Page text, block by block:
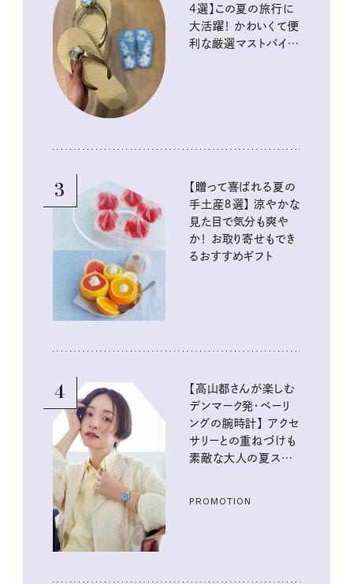
4選】この夏の旅行に
大活躍！ かわいくて便
利な厳選マストバイア
3
【贈って喜ばれる夏の
手土産８選】 涼やかな
見た目で気分も爽や
か！ お取り寄せもでき
るおすすめギフト
4
【高山都さんが楽しむ
デンマーク発・ベーリ
ングの腕時計】 アクセ
サリーとの重ねづけも
素敵な大人の夏スタイ
PROMOTION